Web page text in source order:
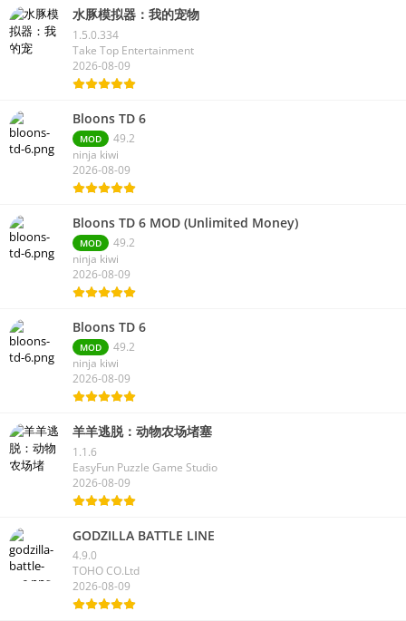
水豚模拟器：我的宠物
1.5.0.334
Take Top Entertainment
2026-08-09
Bloons TD 6
MOD
49.2
ninja kiwi
2026-08-09
Bloons TD 6 MOD (Unlimited Money)
MOD
49.2
ninja kiwi
2026-08-09
Bloons TD 6
MOD
49.2
ninja kiwi
2026-08-09
羊羊逃脱：动物农场堵塞
1.1.6
EasyFun Puzzle Game Studio
2026-08-09
GODZILLA BATTLE LINE
4.9.0
TOHO CO.Ltd
2026-08-09